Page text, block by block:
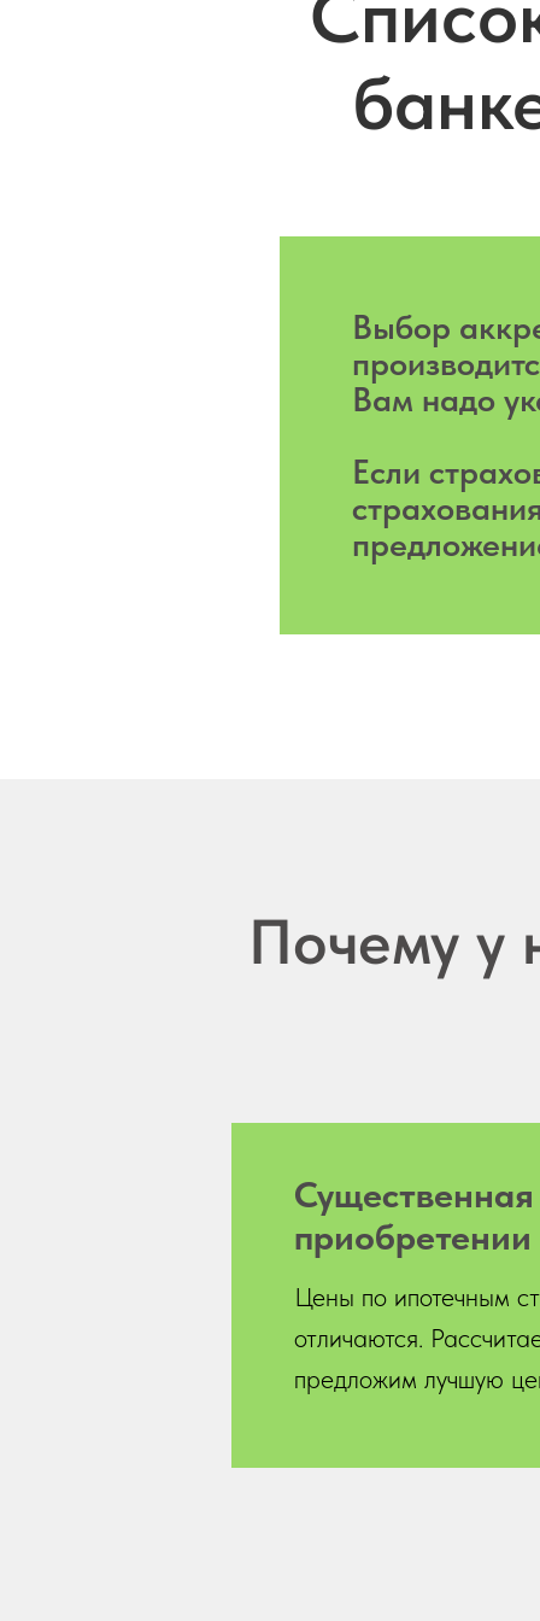
Выбор
Вам надо
Если
Почему у
приобретении
Цены по ипотечным
отличаются.
предложим лучшую